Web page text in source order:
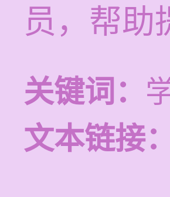
员，帮助
关键词：
文本链接：